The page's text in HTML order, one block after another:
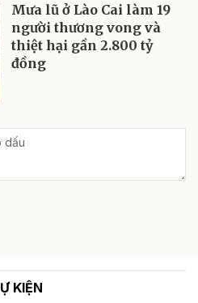
Mưa lũ ở Lào Cai làm 19
người thương vong và
thiệt hại gần 2.800 tỷ
đồng
KIỆN